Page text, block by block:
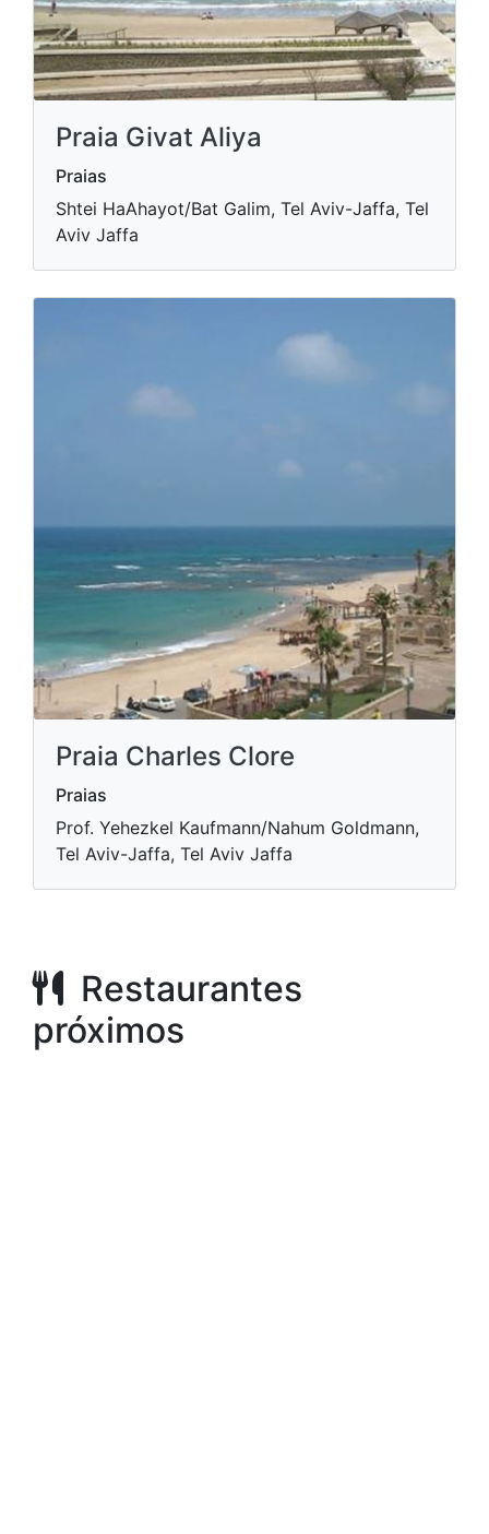
Praia Givat Aliya
Praias
Shtei HaAhayot/Bat Galim, Tel Aviv-Jaffa, Tel
Aviv Jaffa
Praia Charles Clore
Praias
Prof. Yehezkel Kaufmann/Nahum Goldmann,
Tel Aviv-Jaffa, Tel Aviv Jaffa
Restaurantes
próximos